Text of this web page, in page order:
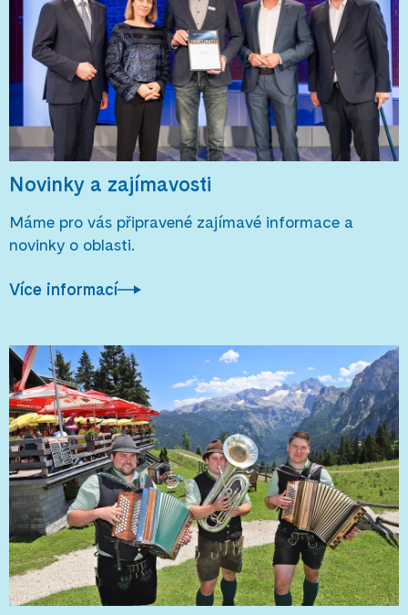
Novinky a zajímavosti
Máme pro vás připravené zajímavé informace a
novinky o oblasti.
Více informací